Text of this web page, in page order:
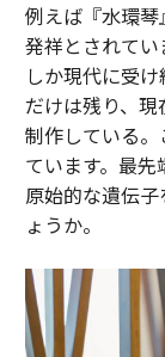
例えば『水環
発祥とされて
しか現代に受
だけは残り、
制作している
ています。最
原始的な遺伝
ょうか。